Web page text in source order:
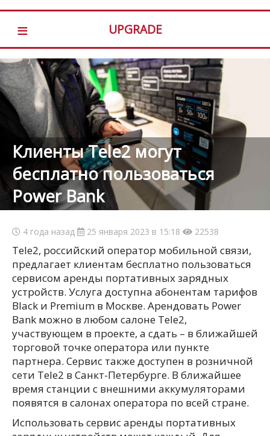
≡ UPGRADE
Клиенты Tele2 могут
бесплатно пользоваться
Power Bank
4 года назад 25 января 2023 в 15:18 22538
Tele2, российский оператор мобильной связи,
предлагает клиентам бесплатно пользоваться
сервисом аренды портативных зарядных
устройств. Услуга доступна абонентам тарифов
Black и Premium в Москве. Арендовать Power
Bank можно в любом салоне Tele2,
участвующем в проекте, а сдать – в ближайшей
торговой точке оператора или пункте
партнера. Сервис также доступен в розничной
сети Tele2 в Санкт-Петербурге. В ближайшее
время станции с внешними аккумуляторами
появятся в салонах оператора по всей стране.
Использовать сервис аренды портативных